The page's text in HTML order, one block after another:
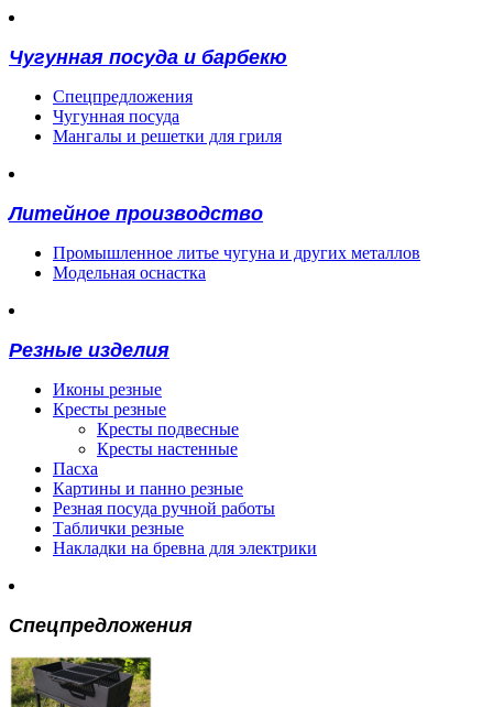
Чугунная посуда и барбекю
Спецпредложения
Чугунная посуда
Мангалы и решетки для гриля
Литейное производство
Промышленное литье чугуна и других металлов
Модельная оснастка
Резные изделия
Иконы резные
Кресты резные
Кресты подвесные
Кресты настенные
Пасха
Картины и панно резные
Резная посуда ручной работы
Таблички резные
Накладки на бревна для электрики
Спецпредложения